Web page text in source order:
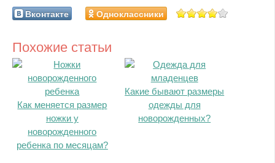
Вконтакте Одноклассники
Похожие статьи
Как меняется размер
ножки у
новорожденного
ребенка по месяцам?
Какие бывают размеры
одежды для
новорожденных?